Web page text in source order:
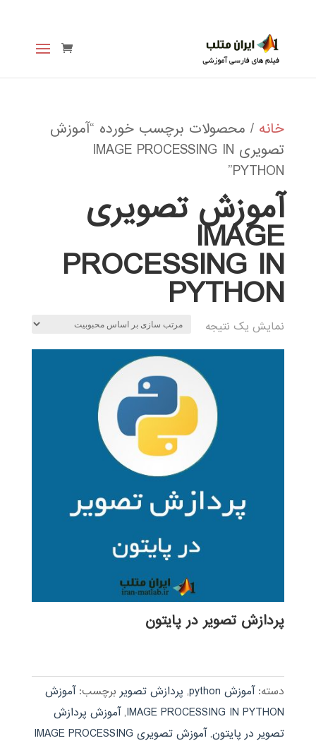
خانه / محصولات برچسب خورده “آموزش
تصویری IMAGE PROCESSING IN
PYTHON”
آموزش تصویری
IMAGE
PROCESSING IN
PYTHON
نمایش یک نتیجه
پردازش تصویر در پایتون
دسته:آموزش python , پردازش تصویر برچسب:آموزش
IMAGE PROCESSING IN PYTHON
,آموزش پردازش
تصویر در پایتون,
آموزش تصویری IMAGE PROCESSING